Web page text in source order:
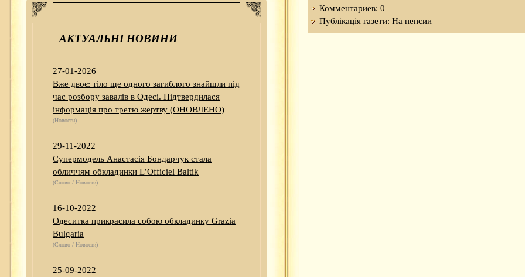
АКТУАЛЬНІ НОВИНИ
27-01-2026
Вже двоє: тіло ще одного загиблого знайшли під
час розбору завалів в Одесі. Підтвердилася
інформація про третю жертву (ОНОВЛЕНО)
(Новости)
29-11-2022
Супермодель Анастасія Бондарчук стала
обличчям обкладинки L’Officiel Baltik
(Слово / Новости)
16-10-2022
Одеситка прикрасила собою обкладинку Grazia
Bulgaria
(Слово / Новости)
25-09-2022
Комментариев: 0
Публікація газети: На пенсии